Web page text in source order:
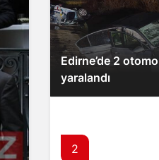
Edirne’de 2
yaralandı
2